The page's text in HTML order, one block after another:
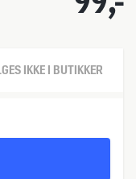
IKKE I BUTIKKER